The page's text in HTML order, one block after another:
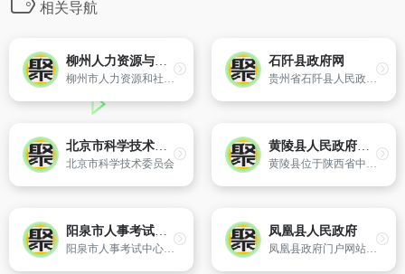
相关导航
柳州人力资源与社会保障网
柳州市人力资源和社会保障局官方网站。
石阡县政府网
贵州省石阡县人民政府 主办
北京市科学技术委员会
北京市科学技术委员会
黄陵县人民政府网站
黄陵县位于陕西省中部,北距革命圣地延安124公里,南距古城西安165公里,辖6镇4乡1个街道办事处,全县总面积2292平方公里,总人口13万人。
阳泉市人事考试中心
阳泉市人事考试中心官方网站
凤凰县人民政府
凤凰县政府门户网站是县政府对外宣传、招商引资、发布政务信息提供公共服务的重要窗口。网站整合了凤凰县各个层面的信息,为企业、公众提供快捷高效的信息查询和办事服务。